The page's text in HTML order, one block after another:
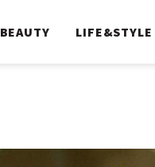
BEAUTY LIFE&STYLE